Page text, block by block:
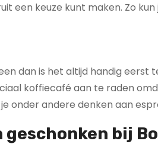
een keuze kunt maken. Zo
dan is het altijd handig
koffiecafé aan te raden
onder andere denken aan
bij